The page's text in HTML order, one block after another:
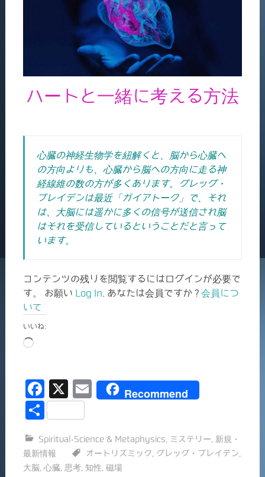
ハートと一緒に考える方法
心臓の神経生物学を紐解くと、脳から心臓へ
の方向よりも、心臓から脳への方向に走る神
経線維の数の方が多くあります。グレッグ・
ブレイデンは最近「ガイアトーク」で、それ
は、大脳には遥かに多くの信号が送信され脳
はそれを受信しているということだと言って
います。
コンテンツの残りを閲覧するにはログインが必要で
す。 お願い Log In . あなたは会員ですか ? 会員につ
いて
いいね:
読
み
中…
F
a
e
b
X
E
l
Recommend
共
Spiritual-Science & Metaphysics ミステリー
新規・
最新情報
オートリズミック グレッグ・ブレイデン
大脳 心臓 思考, 知性 磁場